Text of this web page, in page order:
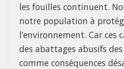
les fouilles continuent.
notre population à
l’environnement. Car ces
des abattages abusifs
comme conséquences